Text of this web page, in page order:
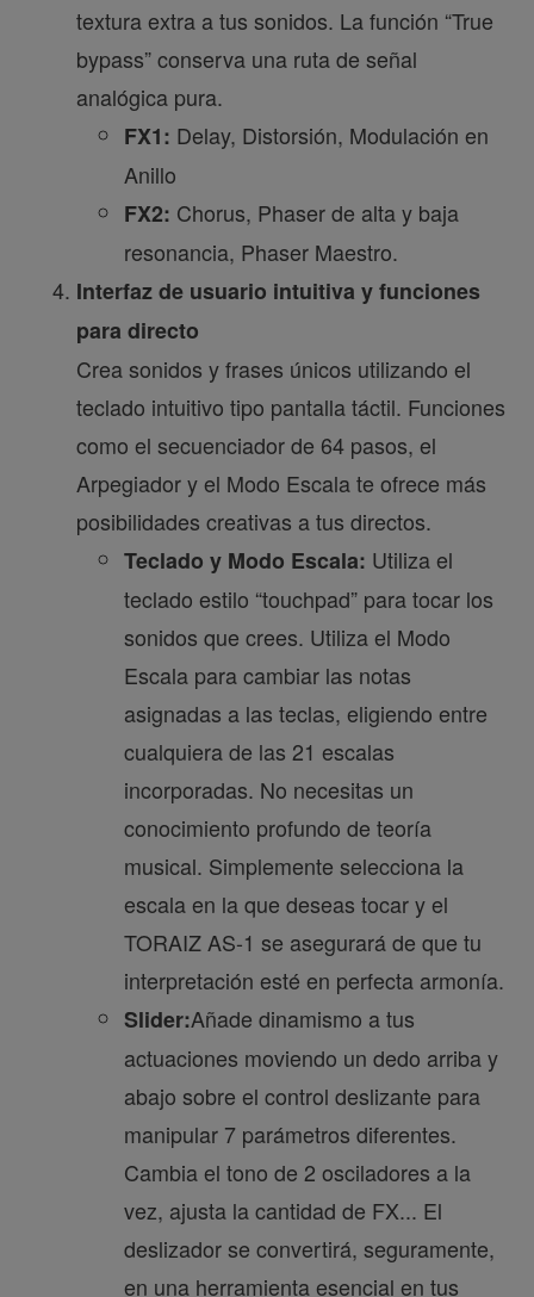
textura extra a tus sonidos. La función “True
bypass” conserva una ruta de señal
analógica pura.
FX1: Delay, Distorsión, Modulación en
Anillo
FX2: Chorus, Phaser de alta y baja
resonancia, Phaser Maestro.
Interfaz de usuario intuitiva y funciones
para directo
Crea sonidos y frases únicos utilizando el
teclado intuitivo tipo pantalla táctil. Funciones
como el secuenciador de 64 pasos, el
Arpegiador y el Modo Escala te ofrece más
posibilidades creativas a tus directos.
Teclado y Modo Escala: Utiliza el
teclado estilo “touchpad” para tocar los
sonidos que crees. Utiliza el Modo
Escala para cambiar las notas
asignadas a las teclas, eligiendo entre
cualquiera de las 21 escalas
incorporadas. No necesitas un
conocimiento profundo de teoría
musical. Simplemente selecciona la
escala en la que deseas tocar y el
TORAIZ AS-1 se asegurará de que tu
interpretación esté en perfecta armonía.
Slider:Añade dinamismo a tus
actuaciones moviendo un dedo arriba y
abajo sobre el control deslizante para
manipular 7 parámetros diferentes.
Cambia el tono de 2 osciladores a la
vez, ajusta la cantidad de FX... El
deslizador se convertirá, seguramente,
en una herramienta esencial en tus